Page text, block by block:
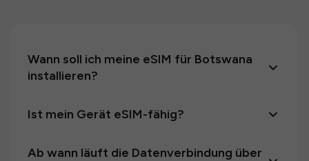
Wann soll ich meine eSIM für Botswana
installieren?
Ist mein Gerät eSIM-fähig?
Ab wann läuft die Datenverbindung über